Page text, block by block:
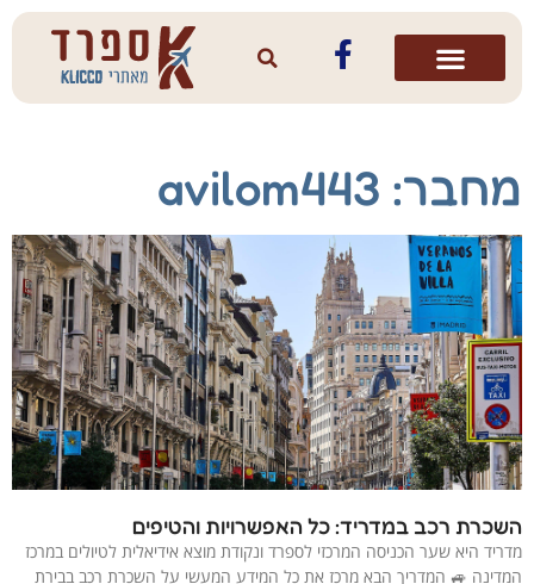
מחבר: avilom443
השכרת רכב במדריד: כל האפשרויות והטיפים
מדריד היא שער הכניסה המרכזי לספרד ונקודת מוצא אידיאלית לטיולים במרכז
המדינה 🚙 המדריך הבא מרכז את כל המידע המעשי על השכרת רכב בבירת